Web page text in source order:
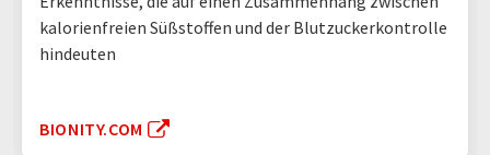
kalorienfreien Süßstoffen und der Blutzuckerkontrolle
hindeuten
BIONITY.COM